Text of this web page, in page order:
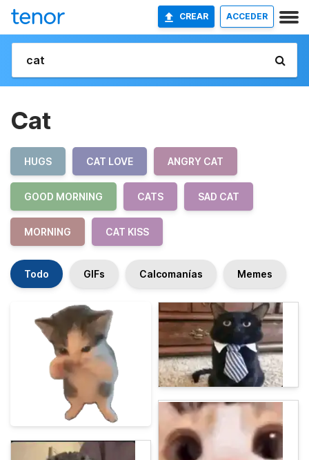
CREAR ACCEDER
Cat
HUGS CAT LOVE ANGRY CAT
GOOD MORNING CATS SAD CAT
MORNING CAT KISS
Todo GIFs Calcomanías Memes